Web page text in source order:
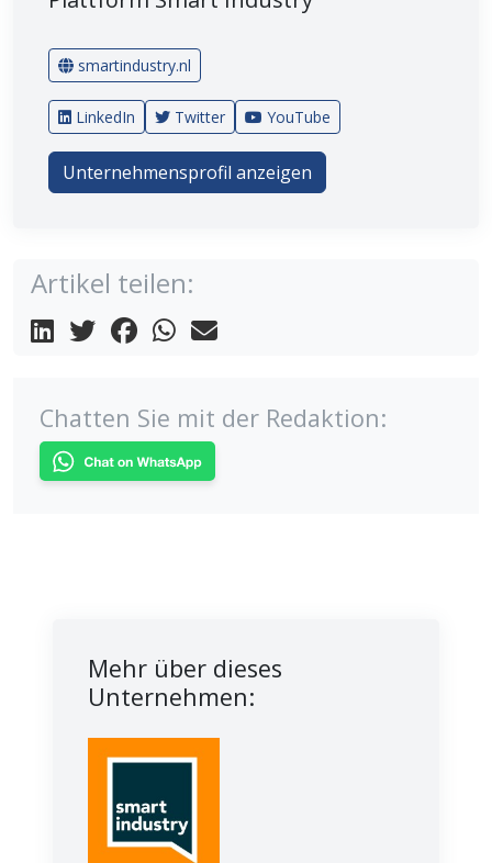
smartindustry.nl
LinkedIn Twitter YouTube
Unternehmensprofil anzeigen
Artikel teilen:
Chatten Sie mit der Redaktion:
Mehr über dieses
Unternehmen: